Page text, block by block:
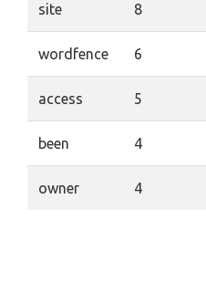
site 8
wordfence 6
access 5
been 4
owner 4